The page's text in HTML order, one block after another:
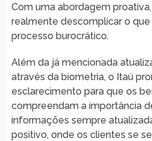
Com uma abordagem
realmente descomplicar o que
processo burocrático.
Além da já mencionada
através da biometria, o Itaú
esclarecimento para que os
compreendam a importância
informações sempre
positivo, onde os clientes se